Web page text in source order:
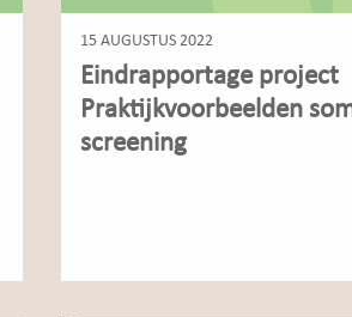
15 AUGUSTUS 2022
Eindrapportage project
Praktijkvoorbeelden
screening